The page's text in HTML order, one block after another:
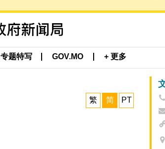
专题特写 GOV.MO + 更多
繁 简 PT